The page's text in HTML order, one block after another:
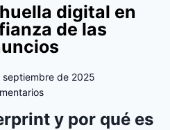
digital en
de las
septiembre de 2025
y por qué es